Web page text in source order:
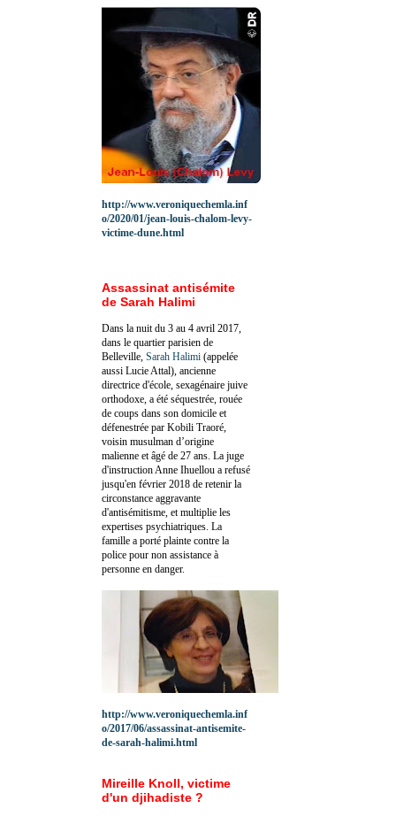
http://www.veroniquechemla.inf
o/2020/01/jean-louis-chalom-levy-
victime-dune.html
Assassinat antisémite
de Sarah Halimi
Dans la nuit du 3 au 4 avril 2017,
dans le quartier parisien de
Belleville, Sarah Halimi (appelée
aussi Lucie Attal), ancienne
directrice d'école, sexagénaire juive
orthodoxe, a été séquestrée, rouée
de coups dans son domicile et
défenestrée par Kobili Traoré,
voisin musulman d’origine
malienne et âgé de 27 ans. La juge
d'instruction Anne Ihuellou a refusé
jusqu'en février 2018 de retenir la
circonstance aggravante
d'antisémitisme, et multiplie les
expertises psychiatriques. La
famille a porté plainte contre la
police pour non assistance à
personne en danger.
http://www.veroniquechemla.inf
o/2017/06/assassinat-antisemite-
de-sarah-halimi.html
Mireille Knoll, victime
d'un djihadiste ?